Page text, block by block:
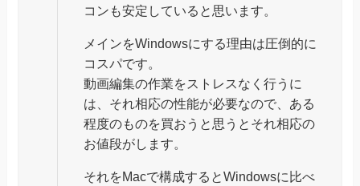
コンも安定していると思います。
メインをWindowsにする理由は圧倒的に
コスパです。
動画編集の作業をストレスなく行うに
は、それ相応の性能が必要なので、ある
程度のものを買おうと思うとそれ相応の
お値段がします。
それをMacで構成するとWindowsに比べ